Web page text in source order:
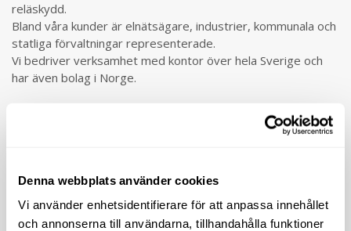
Denna webbplats använder cookies
Vi använder enhetsidentifierare för att anpassa innehållet
och annonserna till användarna, tillhandahålla funktioner
reläskydd.
Bland våra kunder är elnätsägare, industrier, kommunala och
statliga förvaltningar representerade.
Vi bedriver verksamhet med kontor över hela Sverige och
har även bolag i Norge.